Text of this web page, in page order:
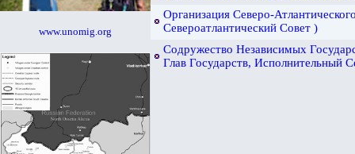
www.unomig.org
Организация Северо-
Североатлантический Совет )
Содружество Независимых
Глав Государств, Исполнительный